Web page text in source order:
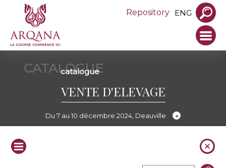
Repository ENG
CATALOGUE
catalogue
VENTE D'ELEVAGE
Du 7 au 10 décembre 2024, Deauville